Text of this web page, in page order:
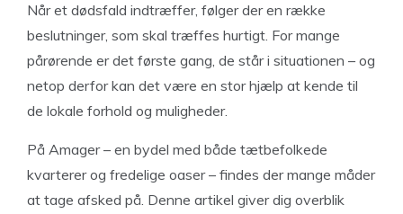
Når et dødsfald indtræffer, følger der en række
beslutninger, som skal træffes hurtigt. For mange
pårørende er det første gang, de står i situationen – og
netop derfor kan det være en stor hjælp at kende til
de lokale forhold og muligheder.
På Amager – en bydel med både tætbefolkede
kvarterer og fredelige oaser – findes der mange måder
at tage afsked på. Denne artikel giver dig overblik